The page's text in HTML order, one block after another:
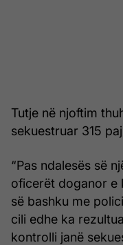
Tutje në njoftim
sekuestruar 315
“Pas ndalesës së
oficerët doganor e
së bashku me
cili edhe ka
kontrolli janë